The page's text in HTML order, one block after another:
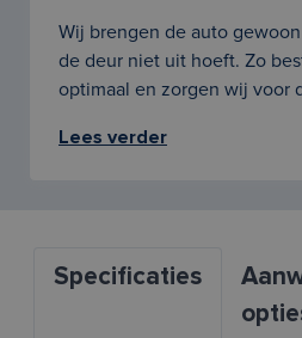
Wij brengen de auto
de deur niet uit hoeft. Zo
optimaal en zorgen wij voor
Lees verder
Specificaties